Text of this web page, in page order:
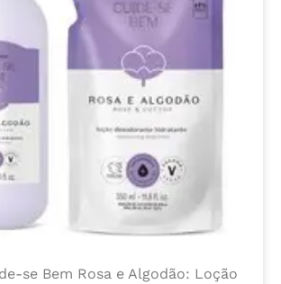
se Bem Rosa e Algodão: Loção